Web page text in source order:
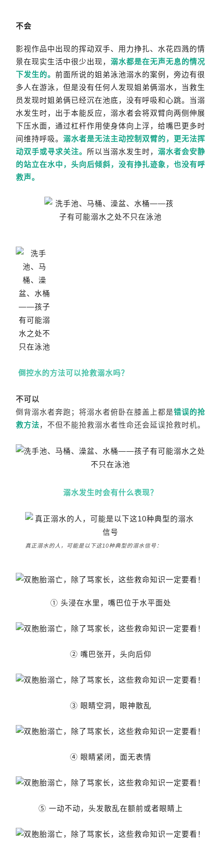
不会
影视作品中出现的挥动双手、用力挣扎、水花四溅的情
景在现实生活中很少出现， 溺水都是在无声无息的情况
下发生的。 前面所说的姐弟泳池溺水的案例，旁边有很
多人在游泳，但是没有任何人发现姐弟俩溺水，当救生
员发现时姐弟俩已经沉在池底，没有呼吸和心跳。当溺
水发生时，出于本能反应，溺水者会将双臂向两侧伸展
下压水面，通过杠杆作用使身体向上浮，给嘴巴更多时
间维持呼吸。 溺水者是无法主动控制双臂的，更无法挥
动双手或寻求关注。 所以当溺水发生时， 溺水者会安静
的站立在水中，头向后倾斜，没有挣扎迹象，也没有呼
救声。
倒控水的方法可以抢救溺水吗？
不可以
倒背溺水者奔跑；将溺水者俯卧在膝盖上都是错误的抢
救方法，不但不能抢救溺水者性命还会延误抢救时机。
溺水发生时会有什么表现？
真正溺水的人，可能是以下这10种典型的溺水信号：
① 头浸在水里，嘴巴位于水平面处
② 嘴巴张开，头向后仰
③ 眼睛空洞，眼神散乱
④ 眼睛紧闭，面无表情
⑤ 一动不动，头发散乱在额前或者眼睛上